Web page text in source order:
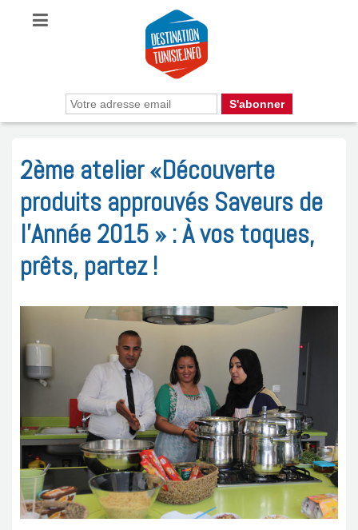
2ème atelier «Découverte
produits approuvés Saveurs de
l’Année 2015 » : À vos toques,
prêts, partez !